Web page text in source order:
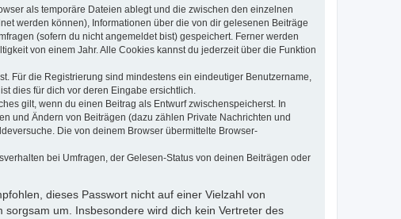
als temporäre Dateien ablegt und die zwischen den einzelnen
werden können), Informationen über die von dir gelesenen Beiträge
(sofern du nicht angemeldet bist) gespeichert. Ferner werden
von einem Jahr. Alle Cookies kannst du jederzeit über die Funktion
Für die Registrierung sind mindestens ein eindeutiger Benutzername,
dies für dich vor deren Eingabe ersichtlich.
gilt, wenn du einen Beitrag als Entwurf zwischenspeicherst. In
und Ändern von Beiträgen (dazu zählen Private Nachrichten und
Die von deinem Browser übermittelte Browser-
bei Umfragen, der Gelesen-Status von deinen Beiträgen oder
dieses Passwort nicht auf einer Vielzahl von
um. Insbesondere wird dich kein Vertreter des